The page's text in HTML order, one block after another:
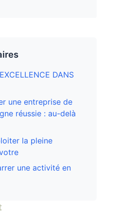
DANS
une entreprise de
réussie : au-delà
la pleine
une activité en